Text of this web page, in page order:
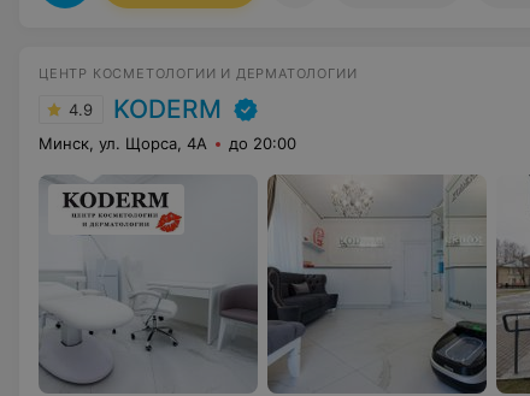
ЦЕНТР КОСМЕТОЛОГИИ И ДЕРМАТОЛОГИИ
4.9 KODERM
Минск, ул. Щорса, 4А до 20:00